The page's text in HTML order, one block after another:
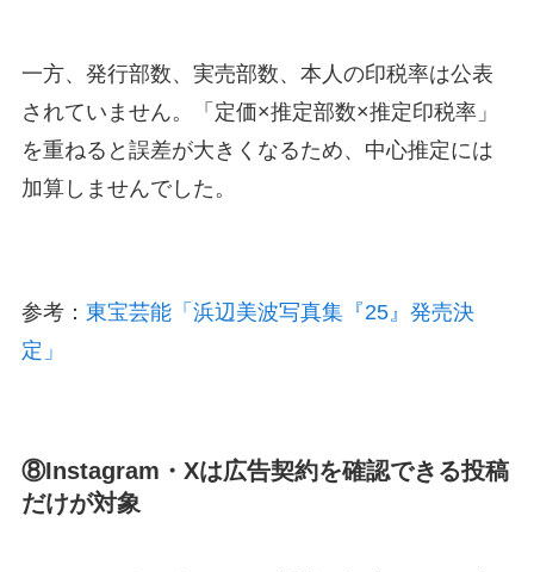
一方、発行部数、実売部数、本人の印税率は公表
されていません。「定価×推定部数×推定印税率」
を重ねると誤差が大きくなるため、中心推定には
加算しませんでした。
参考： 東宝芸能「浜辺美波写真集『25』発売決
定」
⑧Instagram・Xは広告契約を確認できる投稿
だけが対象